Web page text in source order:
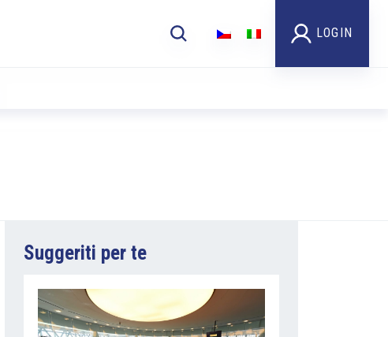
LOGIN
Suggeriti per te